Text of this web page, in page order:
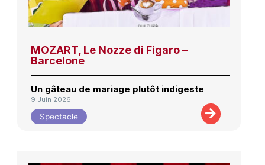
MOZART, Le Nozze di Figaro –
Barcelone
Un gâteau de mariage plutôt indigeste
9 Juin 2026
Spectacle